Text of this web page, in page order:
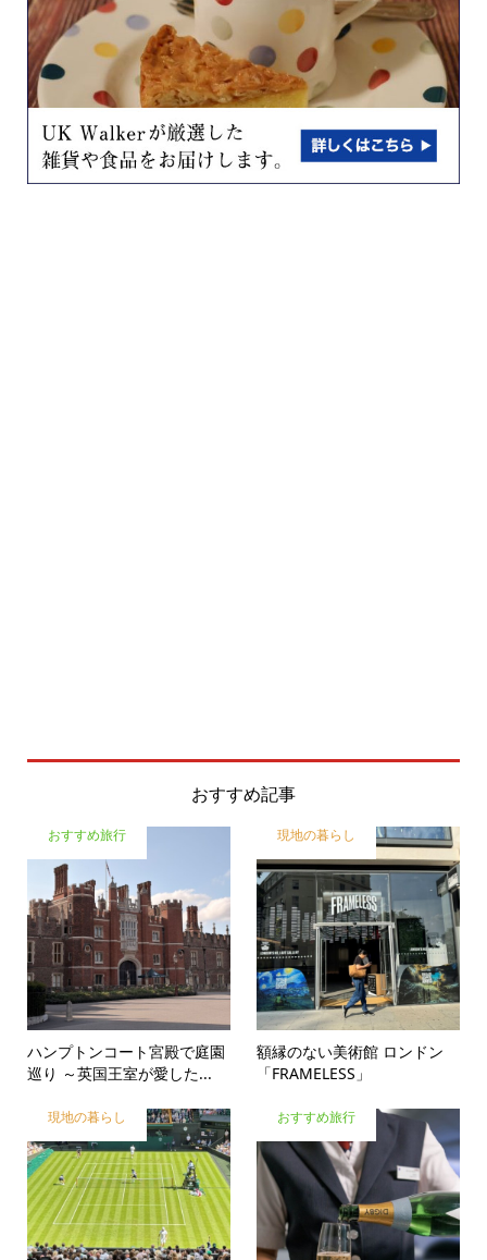
おすすめ記事
おすすめ旅行
ハンプトンコート宮殿で庭園
巡り ～英国王室が愛した...
現地の暮らし
額縁のない美術館 ロンドン
「FRAMELESS」
現地の暮らし おすすめ旅行